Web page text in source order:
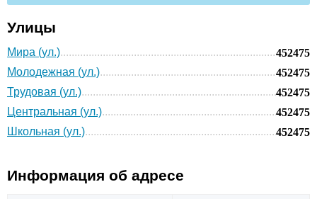
Улицы
Мира (ул.)
452475
Молодежная (ул.)
452475
Трудовая (ул.)
452475
Центральная (ул.)
452475
Школьная (ул.)
452475
Информация об адресе